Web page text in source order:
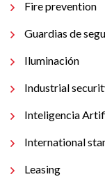
Fire prevention
Guardias de
Iluminación
Industrial
Inteligencia
International
Leasing